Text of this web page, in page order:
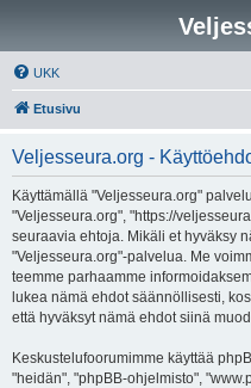
UKK
Etusivu
Veljesseura.org -
Käyttämällä "Veljesseura.org"
"Veljesseura.org", "https://
seuraavia ehtoja. Mikäli et hyväksy
"Veljesseura.org"-palvelua. Me
teemme parhaamme
lukea nämä ehdot säännöllisesti,
että hyväksyt nämä ehdot siinä
Keskustelufoorumimme käyttää
"heidän", "phpBB-ohjelmisto",